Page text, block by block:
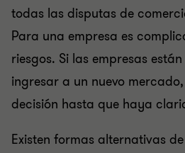
todas las disputas de
Para una empresa es
riesgos. Si las empresas
ingresar a un nuevo
decisión hasta que haya
Existen formas alternativas